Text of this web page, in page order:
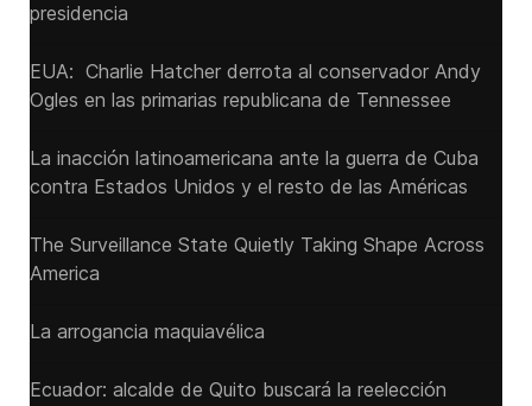
presidencia
EUA: Charlie Hatcher derrota al conservador Andy
Ogles en las primarias republicana de Tennessee
La inacción latinoamericana ante la guerra de Cuba
contra Estados Unidos y el resto de las Américas
The Surveillance State Quietly Taking Shape Across
America
La arrogancia maquiavélica
Ecuador: alcalde de Quito buscará la reelección